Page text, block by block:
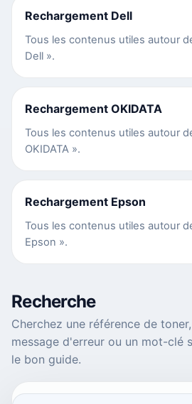
Rechargement Dell
Tous les contenus utiles autour
Dell ».
Rechargement OKIDATA
Tous les contenus utiles autour
OKIDATA ».
Rechargement Epson
Tous les contenus utiles autour
Epson ».
Recherche
Cherchez une référence de
message d'erreur ou un mot-clé
le bon guide.